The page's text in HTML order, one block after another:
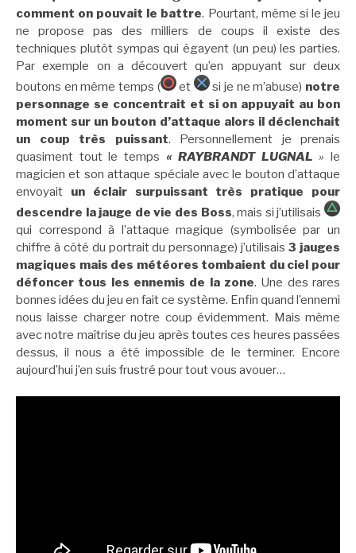
comment on pouvait le battre. Pourtant, même si le jeu
ne propose pas des milliers de coups il existe des
techniques plutôt sympas qui égayent (un peu) les parties.
Par exemple on a découvert qu’en appuyant sur deux
boutons en même temps (
et si je ne m’abuse) notre
personnage se concentrait et si on appuyait au bon
moment sur un bouton d’attaque alors il déclenchait
un coup très puissant. Personnellement je prenais
quasiment tout le temps « RAYBRANDT LUGNAL » le
magicien et son attaque spéciale avec le bouton d’attaque
envoyait un éclair surpuissant très pratique pour
descendre la jauge de vie des Boss, mais si j’utilisais
qui correspond à l’attaque magique (symbolisée par un
chiffre à côté du portrait du personnage) j’utilisais3 jauges
magiques mais des météores tombaient du ciel pour
défoncer tous les ennemis de la zone. Une des rares
bonnes idées du jeu en fait ce système. Enfin quand l’ennemi
nous laisse charger notre coup évidemment. Mais même
avec notre maîtrise du jeu après toutes ces heures passées
dessus, il nous a été impossible de le terminer. Encore
aujourd’hui j’en suis frustré pour tout vous avouer…